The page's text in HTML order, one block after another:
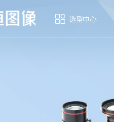
选型中心